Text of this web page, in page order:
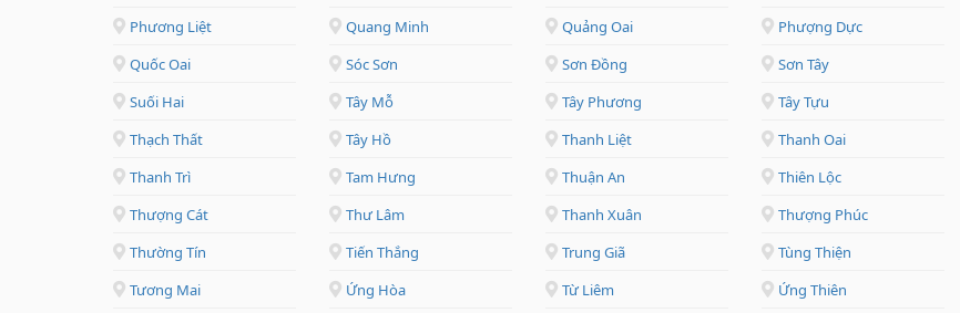
Phương Liệt
Quang Minh Quảng Oai
Phượng Dực
Quốc Oai
Sóc Sơn Sơn Đồng
Sơn Tây
Suối Hai
Tây Mỗ Tây Phương
Tây Tựu
Thạch Thất
Tây Hồ Thanh Liệt
Thanh Oai
Thanh Trì
Tam Hưng Thuận An
Thiên Lộc
Thượng Cát
Thư Lâm Thanh Xuân
Thượng Phúc
Thường Tín
Tiến Thắng Trung Giã
Tùng Thiện
Tương Mai
Ứng Hòa Từ Liêm
Ứng Thiên